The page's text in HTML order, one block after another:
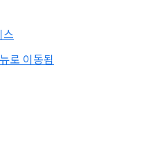
스
로 이동됨